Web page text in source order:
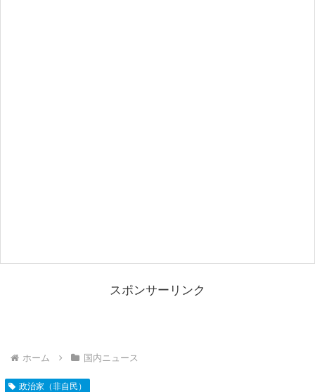
スポンサーリンク
ホーム 国内ニュース
政治家（非自民）